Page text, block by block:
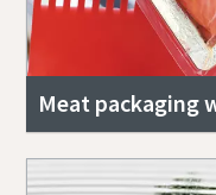
Meat packaging